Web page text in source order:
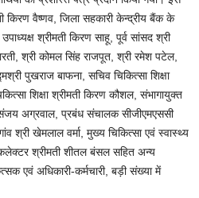
किरण वैष्णव, जिला सहकारी केन्द्रीय बैंक के
श्रीमती किरण साहू, पूर्व सांसद श्री
श्री कोमल सिंह राजपूत, श्री रमेश पटेल,
पुखराज बाफना, सचिव चिकित्सा शिक्षा
शिक्षा श्रीमती किरण कौशल, संभागायुक्त
अग्रवाल, प्रबंध संचालक सीजीएमएससी
श्री खेमलाल वर्मा, मुख्य चिकित्सा एवं स्वास्थ्य
श्रीमती शीतल बंसल सहित अन्य
एवं अधिकारी-कर्मचारी, बड़ी संख्या में